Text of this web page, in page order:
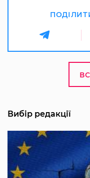
Вибір редакції